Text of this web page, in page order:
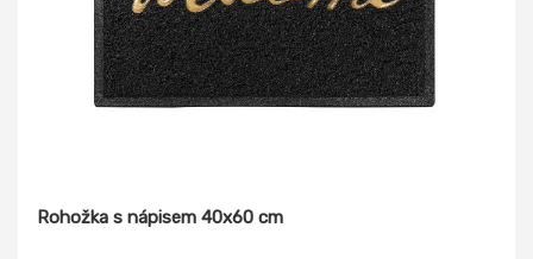
Rohožka s nápisem 40x60 cm